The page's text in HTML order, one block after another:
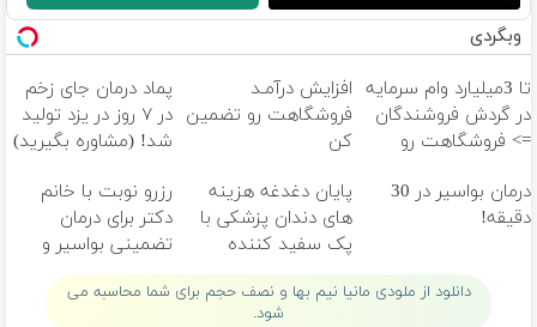
وبگردی
تا 3میلیارد وام سرمایه
در گردش فروشندگان
=> فروشگاهت رو
افزایش درآمـد
فروشگاهت رو تضمین
کن
پماد درمان جای زخم
در ۷ روز در یزد تولید
شد! (مشاوره بگیرید)
درمان بواسیر در 30
دقیقه!
پایان دغدغه هزینه
های دندان پزشکی با
پک سفید کننده
خانگی
رزرو نوبت با خانم
دکتر برای درمان
تضمینی بواسیر و
بدون بازگشت
دانلود از ملودی مانیا نیم بها و نصف حجم برای شما محاسبه می
شود.